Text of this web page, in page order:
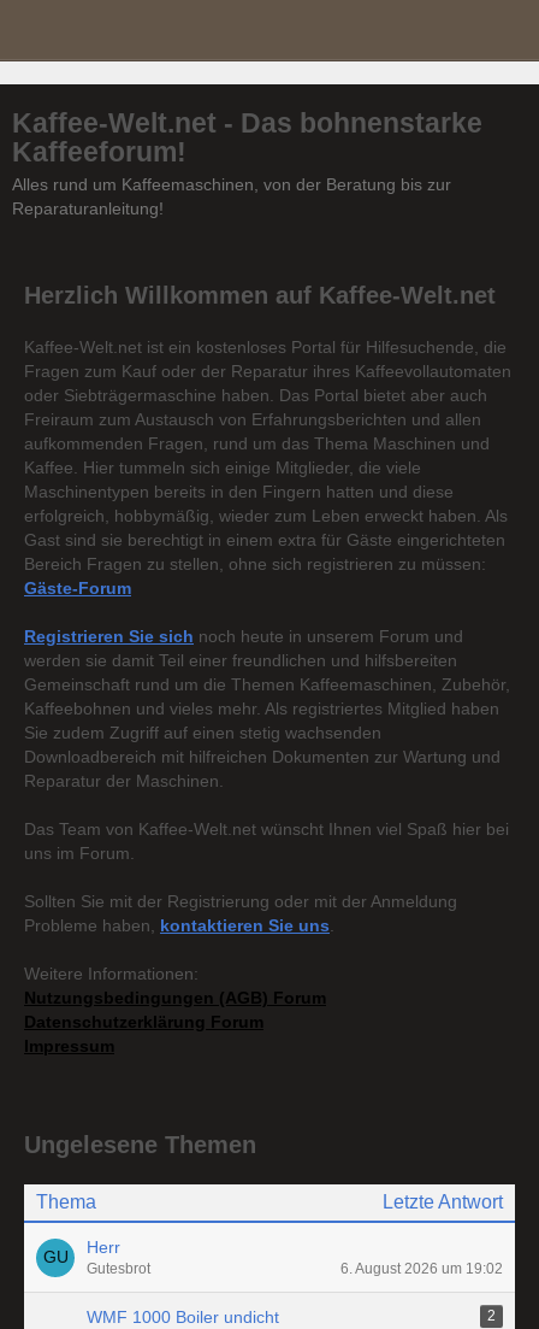
Kaffee-Welt.net - Das bohnenstarke
Kaffeeforum!
Alles rund um Kaffeemaschinen, von der Beratung bis zur
Reparaturanleitung!
Herzlich Willkommen auf Kaffee-Welt.net
Kaffee-Welt.net ist ein kostenloses Portal für Hilfesuchende, die
Fragen zum Kauf oder der Reparatur ihres Kaffeevollautomaten
oder Siebträgermaschine haben. Das Portal bietet aber auch
Freiraum zum Austausch von Erfahrungsberichten und allen
aufkommenden Fragen, rund um das Thema Maschinen und
Kaffee. Hier tummeln sich einige Mitglieder, die viele
Maschinentypen bereits in den Fingern hatten und diese
erfolgreich, hobbymäßig, wieder zum Leben erweckt haben. Als
Gast sind sie berechtigt in einem extra für Gäste eingerichteten
Bereich Fragen zu stellen, ohne sich registrieren zu müssen:
Gäste-Forum
Registrieren Sie sich noch heute in unserem Forum und
werden sie damit Teil einer freundlichen und hilfsbereiten
Gemeinschaft rund um die Themen Kaffeemaschinen, Zubehör,
Kaffeebohnen und vieles mehr. Als registriertes Mitglied haben
Sie zudem Zugriff auf einen stetig wachsenden
Downloadbereich mit hilfreichen Dokumenten zur Wartung und
Reparatur der Maschinen.
Das Team von Kaffee-Welt.net wünscht Ihnen viel Spaß hier bei
uns im Forum.
Sollten Sie mit der Registrierung oder mit der Anmeldung
Probleme haben, kontaktieren Sie uns
Weitere Informationen:
Nutzungsbedingungen (AGB) Forum
Datenschutzerklärung Forum
Impressum
Ungelesene Themen
Thema Letzte Antwort
Herr
Gutesbrot 6. August 2026 um 19:02
WMF 1000 Boiler undicht
2